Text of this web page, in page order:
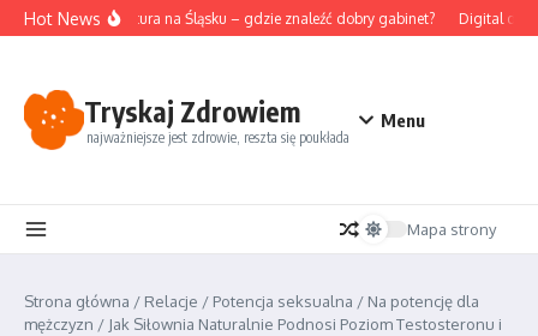
Przejdź do treści
Hot NewsAkupunktura na Śląsku – gdzie znaleźć dobry gabinet? Digital
Tryskaj Zdrowiem
najważniejsze jest zdrowie, reszta się poukłada
Menu
Mapa strony
Strona główna / Relacje / Potencja seksualna / Na potencję dla
mężczyzn / Jak Siłownia Naturalnie Podnosi Poziom Testosteronu i